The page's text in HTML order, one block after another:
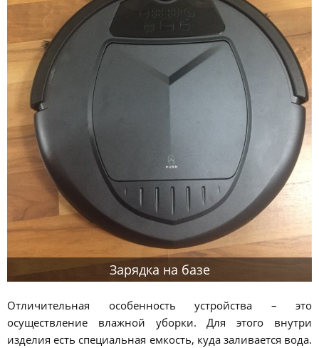
Зарядка на базе
Отличительная особенность устройства – это
осуществление влажной уборки. Для этого внутри
изделия есть специальная емкость, куда заливается вода.